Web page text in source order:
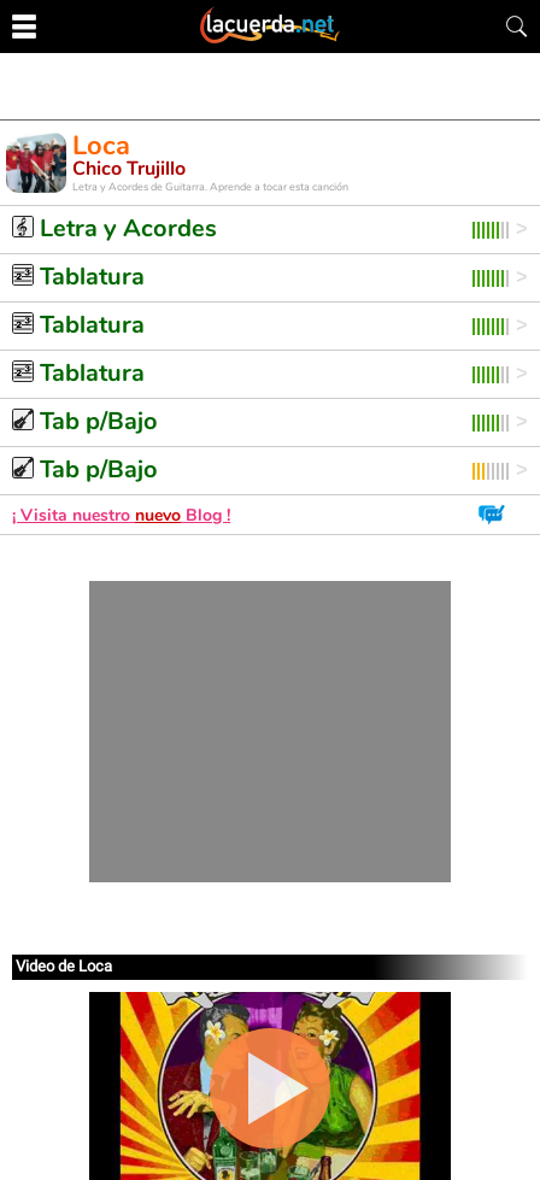
Loca
Chico Trujillo
Letra y Acordes de Guitarra. Aprende a tocar esta canción
Letra y Acordes
Tablatura
Tablatura
Tablatura
Tab p/Bajo
Tab p/Bajo
¡ Visita nuestro nuevo Blog !
Video de Loca